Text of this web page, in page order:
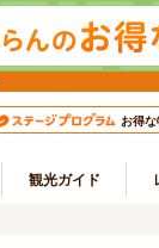
お得
観光ガイド